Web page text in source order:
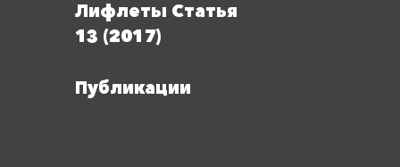
Лифлеты Статья
13 (2017)
Публикации